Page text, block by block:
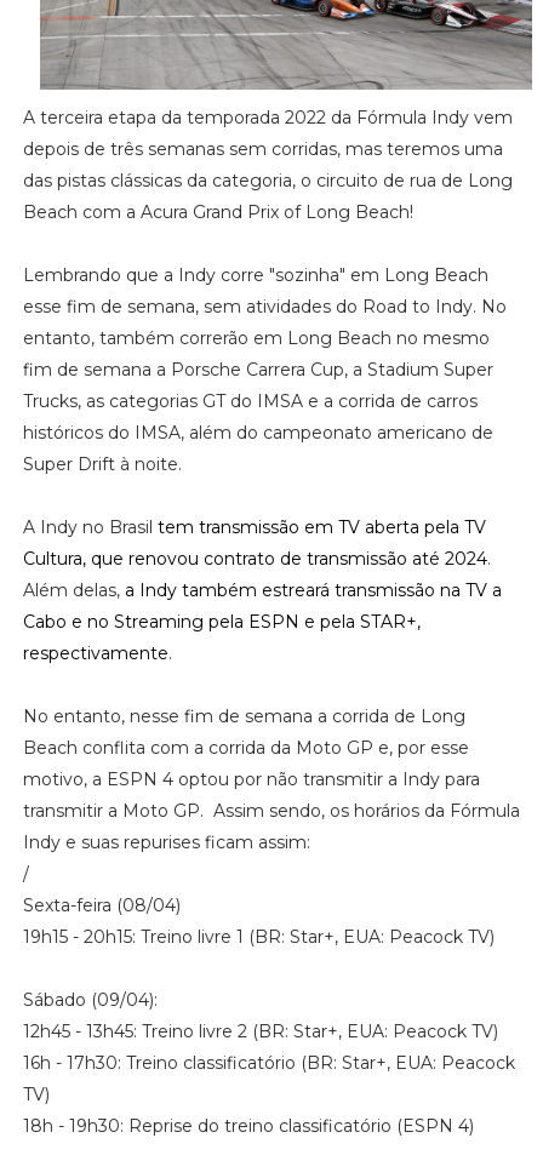
A terceira etapa da temporada 2022 da Fórmula Indy vem
depois de três semanas sem corridas, mas teremos uma
das pistas clássicas da categoria, o circuito de rua de Long
Beach com a Acura Grand Prix of Long Beach!
Lembrando que a Indy corre "sozinha" em Long Beach
esse fim de semana, sem atividades do Road to Indy. No
entanto, também correrão em Long Beach no mesmo
fim de semana a Porsche Carrera Cup, a Stadium Super
Trucks, as categorias GT do IMSA e a corrida de carros
históricos do IMSA, além do campeonato americano de
Super Drift à noite.
A Indy no Brasil tem transmissão em TV aberta pela TV
Cultura, que renovou contrato de transmissão até 2024.
Além delas, a Indy também estreará transmissão na TV a
Cabo e no Streaming pela ESPN e pela STAR+,
respectivamente.
No entanto, nesse fim de semana a corrida de Long
Beach conflita com a corrida da Moto GP e, por esse
motivo, a ESPN 4 optou por não transmitir a Indy para
transmitir a Moto GP. Assim sendo, os horários da Fórmula
Indy e suas repurises ficam assim:
/
Sexta-feira (08/04)
19h15 - 20h15: Treino livre 1 (BR: Star+, EUA: Peacock TV)
Sábado (09/04):
12h45 - 13h45: Treino livre 2 (BR: Star+, EUA: Peacock TV)
16h - 17h30: Treino classificatório (BR: Star+, EUA: Peacock
TV)
18h - 19h30: Reprise do treino classificatório (ESPN 4)